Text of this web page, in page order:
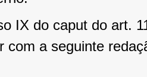
IX do caput do art.
com a seguinte